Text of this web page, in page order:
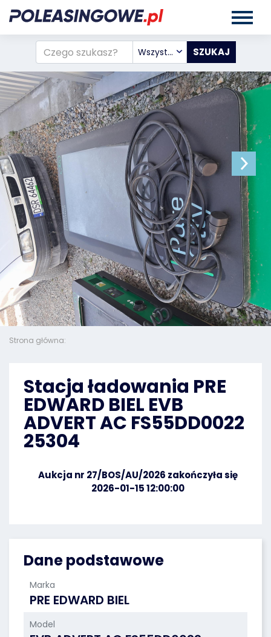
Wszystkie
Strona główna:
Dane podstawowe
Marka
PRE EDWARD BIEL
Model
Stacja ładowania PRE
EDWARD BIEL EVB
ADVERT AC FS55DD0022
25304
Aukcja nr 27/BOS/AU/2026 zakończyła się
2026-01-15 12:00:00